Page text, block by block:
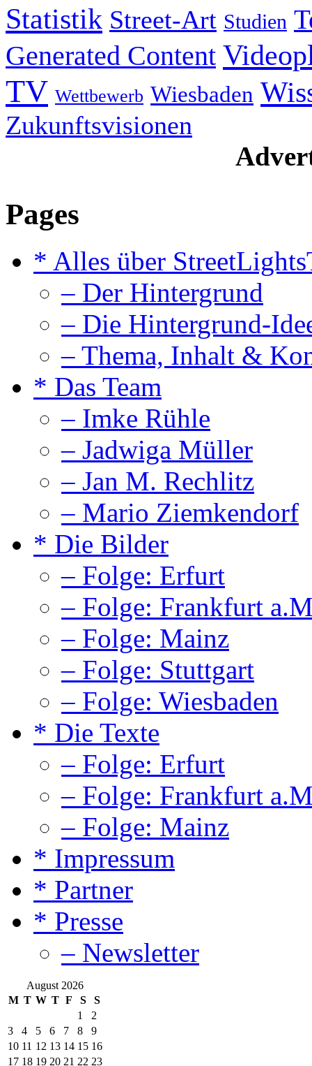
Statistik Street-Art Studien
Generated Content
TV Wettbewerb Wiesbaden
Zukunftsvisionen
Pages
* Alles über
– Der Hintergrund
– Die Hintergrund-
– Thema, Inhalt &
* Das Team
– Imke Rühle
– Jadwiga Müller
– Jan M. Rechlitz
– Mario Ziemkendorf
* Die Bilder
– Folge: Erfurt
– Folge: Frankfurt
– Folge: Mainz
– Folge: Stuttgart
– Folge: Wiesbaden
* Die Texte
– Folge: Erfurt
– Folge: Frankfurt
– Folge: Mainz
* Impressum
* Partner
* Presse
– Newsletter
August 2026
M T W T F S
S
1
2
3
4 5 6 7 8
9
10 11 12 13 14 15 16
17 18 19 20 21 22 23